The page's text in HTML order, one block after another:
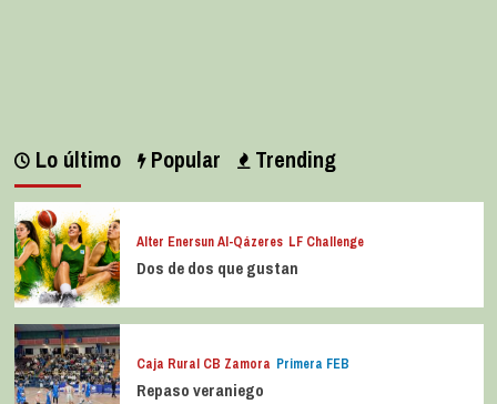
Lo último Popular Trending
Alter Enersun Al-Qázeres LF Challenge
Dos de dos que gustan
Caja Rural CB Zamora Primera FEB
Repaso veraniego